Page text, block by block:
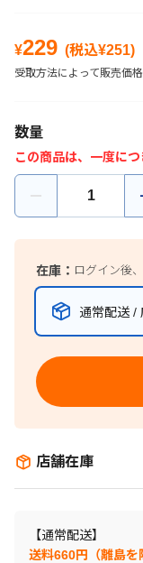
¥229 (税込¥251)
受取方法によって販売価
数量
この商品は、一度に
在庫： ログイン後
通常配送 /
店舗在庫
【通常配送】
送料660円（離島